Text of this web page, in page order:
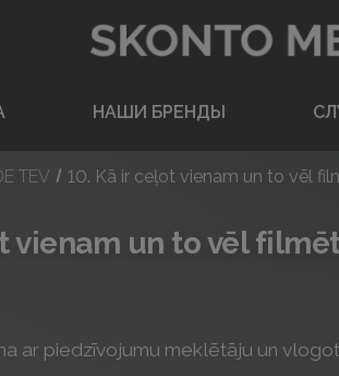
НАШИ БРЕНДЫ
TEV 10. Kā ir ceļot vienam un to vēl
vienam un to vēl
ar piedzīvojumu meklētāju un